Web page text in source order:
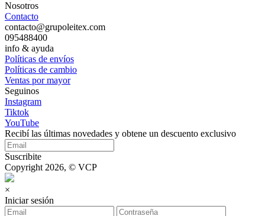
Nosotros
Contacto
contacto@grupoleitex.com
095488400
info & ayuda
Políticas de envíos
Políticas de cambio
Ventas por mayor
Seguinos
Instagram
Tiktok
YouTube
Recibí las últimas novedades y obtene un descuento exclusivo
Suscribite
Copyright 2026, © VCP
×
Iniciar sesión